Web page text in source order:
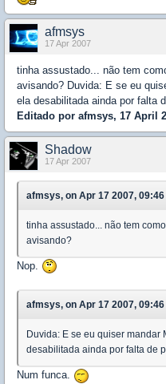
afmsys
17 Apr 2007
tinha assustado... não tem
avisando? Duvida: E se eu
ela desabilitada ainda por falta
Editado por afmsys, 17 April
Shadow
17 Apr 2007
afmsys, on Apr 17 2007, 09:46
tinha assustado... não tem
avisando?
Nop.
afmsys, on Apr 17 2007, 09:46
Duvida: E se eu quiser mandar
desabilitada ainda por falta de
Num funca.